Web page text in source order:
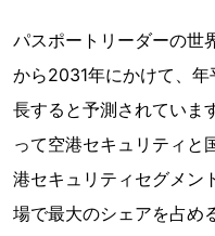
パスポートリーダーの世
から2031年にかけて、
長すると予測されていま
って空港セキュリティと
港セキュリティセグメン
場で最大のシェアを占め